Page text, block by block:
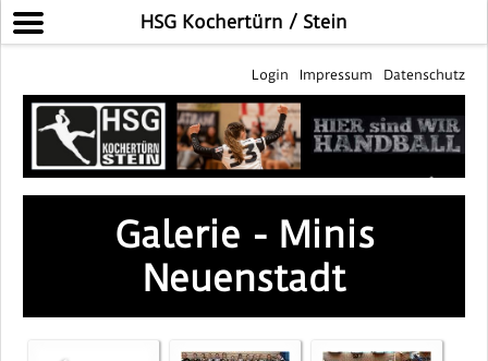
HSG Kochertürn / Stein
Login Impressum Datenschutz
Galerie - Minis
Neuenstadt